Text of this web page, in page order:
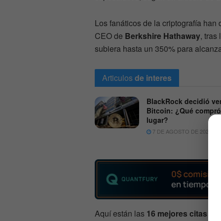
Los fanáticos de la criptografía
CEO de Berkshire Hathaway, tras
subiera hasta un 350% para
Articulosde interes
BlackRock decidió
Bitcoin: ¿Qué
lugar?
7 DE AGOSTO DE 2026
Aquí están las 16 mejores citas